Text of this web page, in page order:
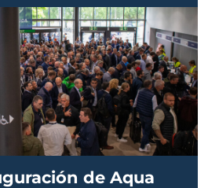
de Aqua